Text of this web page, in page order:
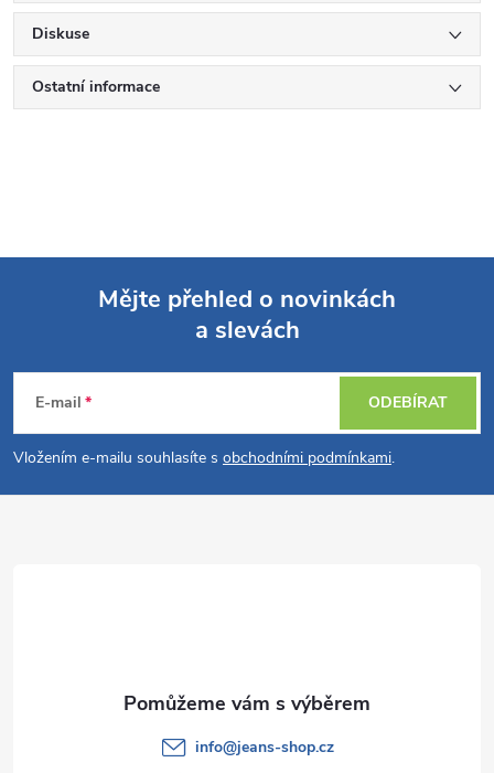
Diskuse
Ostatní informace
p
a
Mějte přehled o novinkách
a slevách
E-mail
Vložením e-mailu souhlasíte s obchodními podmínkami.
ODEBÍRAT
info@jeans-shop.cz